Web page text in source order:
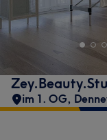
im 1. OG,